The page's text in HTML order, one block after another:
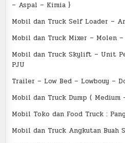
– Aspal – Kimia }
Mobil dan Truck Self Loader –
Mobil dan Truck Mixer – Molen
Mobil dan Truck Skylift – Unit
PJU
Trailer – Low Bed – Lowbouy –
Mobil dan Truck Dump (
Mobil Toko dan Food Truck :
Mobil dan Truck Angkutan Buah